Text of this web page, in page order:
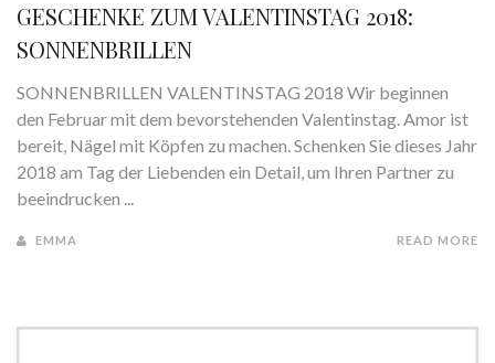
GESCHENKE ZUM VALENTINSTAG 2018:
SONNENBRILLEN
SONNENBRILLEN VALENTINSTAG 2018 Wir beginnen
den Februar mit dem bevorstehenden Valentinstag. Amor ist
bereit, Nägel mit Köpfen zu machen. Schenken Sie dieses Jahr
2018 am Tag der Liebenden ein Detail, um Ihren Partner zu
beeindrucken ...
EMMA READ MORE